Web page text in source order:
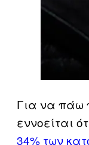
Για να πάω
εννοείται
34% των